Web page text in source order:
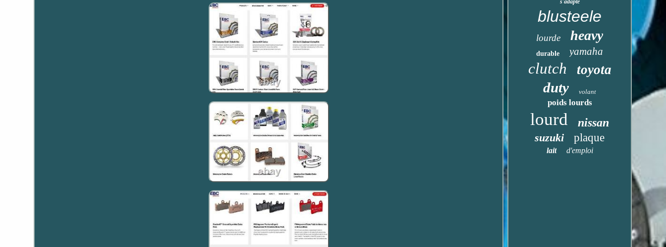
s'adapte
blusteele
lourde heavy
durable yamaha
clutch toyota
duty volant
poids lourds
lourd nissan
suzuki plaque
lait d'emploi